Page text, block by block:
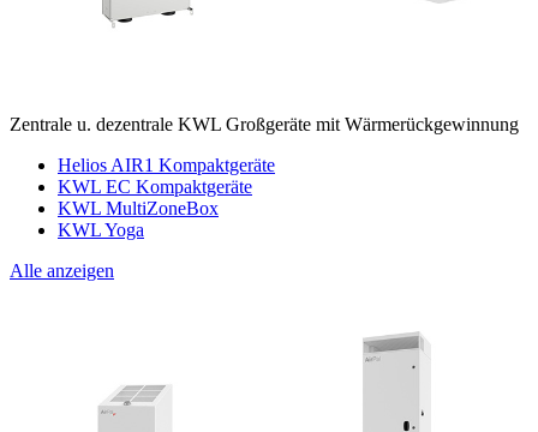
Zentrale u. dezentrale KWL Großgeräte mit Wärmerückgewinnung
Helios AIR1 Kompaktgeräte
KWL EC Kompaktgeräte
KWL MultiZoneBox
KWL Yoga
Alle anzeigen